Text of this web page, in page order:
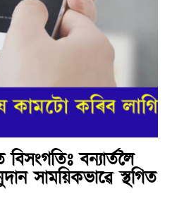
বন্যাৰ্তলৈ
সাময়িকভাৱে স্থগিত